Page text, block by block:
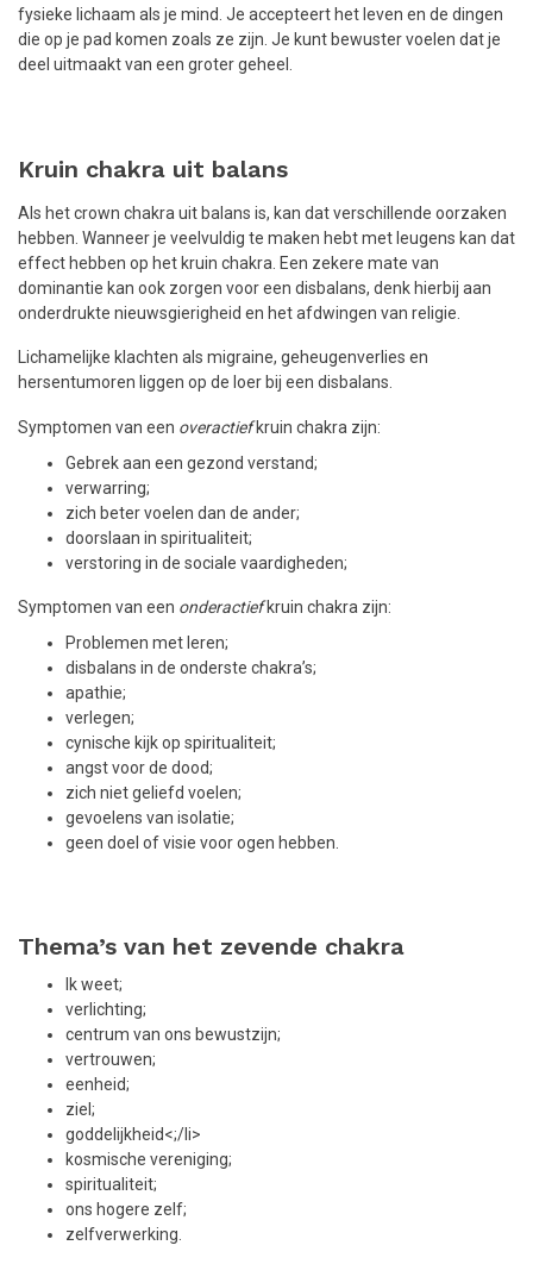
fysieke lichaam als je mind. Je accepteert het leven en de dingen
die op je pad komen zoals ze zijn. Je kunt bewuster voelen dat je
deel uitmaakt van een groter geheel.
Kruin chakra uit balans
Als het crown chakra uit balans is, kan dat verschillende oorzaken
hebben. Wanneer je veelvuldig te maken hebt met leugens kan dat
effect hebben op het kruin chakra. Een zekere mate van
dominantie kan ook zorgen voor een disbalans, denk hierbij aan
onderdrukte nieuwsgierigheid en het afdwingen van religie.
Lichamelijke klachten als migraine, geheugenverlies en
hersentumoren liggen op de loer bij een disbalans.
Symptomen van een overactiefkruin chakra zijn:
Gebrek aan een gezond verstand;
verwarring;
zich beter voelen dan de ander;
doorslaan in spiritualiteit;
verstoring in de sociale vaardigheden;
Symptomen van een onderactiefkruin chakra zijn:
Problemen met leren;
disbalans in de onderste chakra’s;
apathie;
verlegen;
cynische kijk op spiritualiteit;
angst voor de dood;
zich niet geliefd voelen;
gevoelens van isolatie;
geen doel of visie voor ogen hebben.
Thema’s van het zevende chakra
Ik weet;
verlichting;
centrum van ons bewustzijn;
vertrouwen;
eenheid;
ziel;
goddelijkheid<;/li>
kosmische vereniging;
spiritualiteit;
ons hogere zelf;
zelfverwerking.